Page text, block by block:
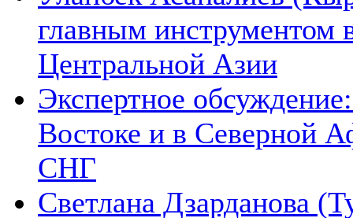
главным инструментом
Центральной Азии
Экспертное
Востоке и в Северной
СНГ
Светлана Дзарданова